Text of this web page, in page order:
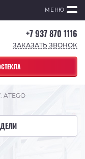
МЕНЮ
+7 937 870 1116
ЗАКАЗАТЬ ЗВОНОК
ATEGO